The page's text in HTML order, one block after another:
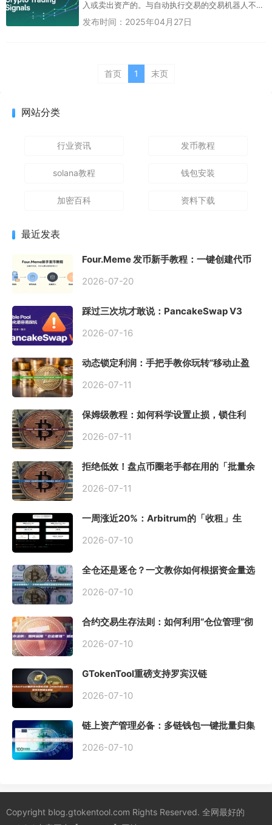
入或卖出资产的。与自动执行交易的交易机器人不
同，信号允许用户自行决定何时进入、退出或保持
发布时间：2025年04月27日
首页 1 末页
网站分类
行业资讯 发币教程
solana教程 钱包安装
加密百科 资料下载
最近发表
Four.Meme 发币新手教程：一键创建代币
2026-07-20
踩过三次坑才敢说：PancakeSwap V3
初始化
2026-07-16
动态锁定利润：手把手教你玩转“移动止盈
2026-07-11
保姆级教程：如何科学设置止损，锁住利
2026-07-11
拒绝低效！盘点币圈老手都在用的「批量余
2026-07-11
一周涨近20%：Arbitrum的「收租」生
2026-07-10
全仓还是逐仓？一文教你如何根据资金量选
2026-07-10
合约交易生存法则：如何利用“仓位管理”彻
2026-07-10
GTokenTool重磅支持罗宾汉链
2026-07-10
链上资产管理必备：多链钱包一键批量归集
2026-07-10
Copyright blog.gtokentool.com Rights Reserved. 全网最好的